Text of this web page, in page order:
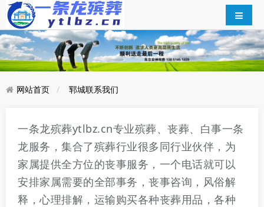
网站首页 郓城联系我们
一条龙殡葬ytlbz.cn专业殡葬、丧葬、白事一条
龙服务，集合了殡葬行业很多同行业伙伴，为
家属提供全方位的丧事服务，一个电话就可以
安排家属需要的全部事务，丧事咨询，风俗解
释，心理排解，运输购买各种丧葬用品，各种